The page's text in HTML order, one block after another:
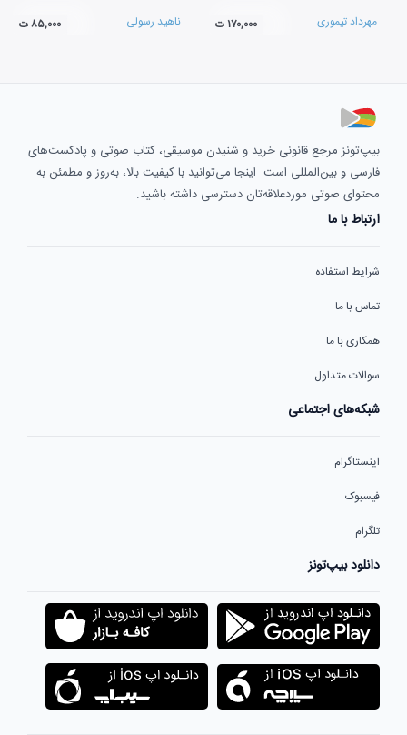
مهرداد تیموری ۱۷۰,۰۰۰ ت ناهید رسولی ۸۵,۰۰۰ ت
بیپ‌تونز مرجع قانونی خرید و شنیدن موسیقی، کتاب صوتی و پادکست‌های
فارسی و بین‌المللی است. اینجا می‌توانید با کیفیت بالا، به‌روز و مطمئن به
محتوای صوتی موردعلاقه‌تان دسترسی داشته باشید.
ارتباط با ما
شرایط استفاده
تماس با ما
همکاری با ما
سوالات متداول
شبکه‌های اجتماعی
اینستاگرام
فیسبوک
تلگرام
دانلود بیپ‌تونز